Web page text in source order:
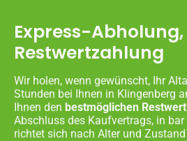
Express-
Restwertzahlung
Wir holen, wenn gewünscht, Ihr
Stunden bei Ihnen in Klingenberg
Ihnen den bestmöglichen Restwert
Abschluss des Kaufvertrags, in bar
richtet sich nach Alter und